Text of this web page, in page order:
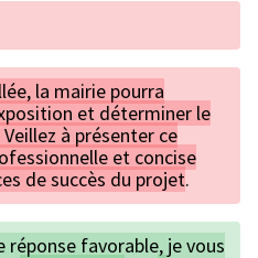
la mairie pourra
et déterminer le
à présenter ce
et concise
de succès du projet.
réponse favorable, je vous